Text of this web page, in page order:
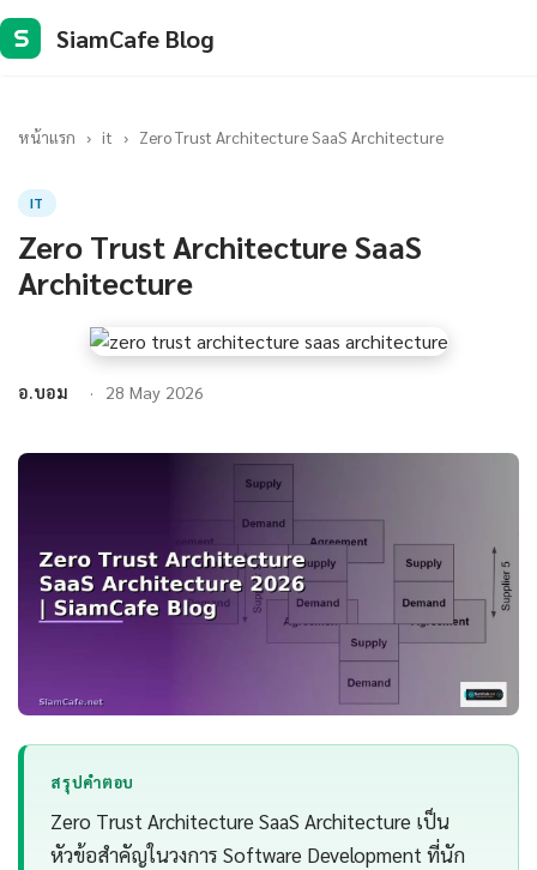
S SiamCafe Blog
หน้าแรก › it › Zero Trust Architecture SaaS Architecture
IT
Zero Trust Architecture SaaS
Architecture
อ.บอม 28 May 2026
สรุปคำตอบ
Zero Trust Architecture SaaS Architecture เป็น
หัวข้อสำคัญในวงการ Software Development ที่นัก